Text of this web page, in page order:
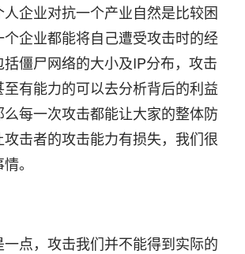
企业对抗一个产业自然是比较困
企业都能将自己遭受攻击时的经
僵尸网络的大小及IP分布，攻击
有能力的可以去分析背后的利益
么每一次攻击都能让大家的整体防
击者的攻击能力有损失，我们很
。
一点，攻击我们并不能得到实际的